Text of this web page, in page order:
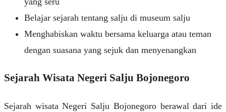
Belajar sejarah tentang salju di museum salju
Menghabiskan waktu bersama keluarga atau teman
dengan suasana yang sejuk dan menyenangkan
Sejarah Wisata Negeri Salju Bojonegoro
Sejarah wisata Negeri Salju Bojonegoro berawal dari ide